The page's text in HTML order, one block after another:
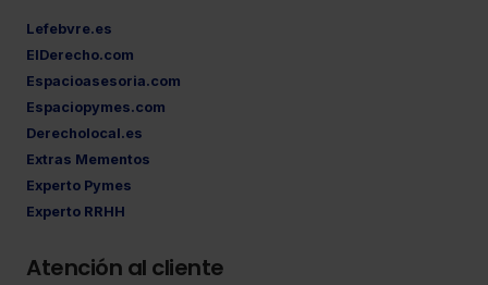
Lefebvre.es
ElDerecho.com
Espacioasesoria.com
Espaciopymes.com
Derecholocal.es
Extras Mementos
Experto Pymes
Experto RRHH
Atención al cliente